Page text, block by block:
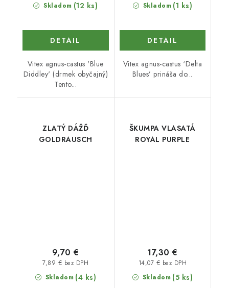
Skladom (12 ks)
DETAIL
Vitex agnus-castus 'Blue
Diddley' (drmek obyčajný)
Tento...
Skladom (1 ks)
DETAIL
Vitex agnus-castus ‘Delta
Blues’ prináša do...
ZLATÝ DÁŽĎ
GOLDRAUSCH
Skladom (4 ks)
7,89 € bez DPH
9,70 €
ŠKUMPA VLASATÁ
ROYAL PURPLE
Skladom (5 ks)
14,07 € bez DPH
17,30 €